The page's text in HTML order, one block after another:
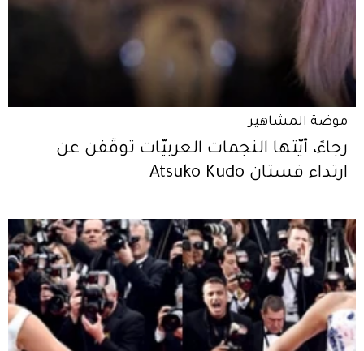
موضة المشاهير
رجاءً، أيّتها النجمات العربيّات توقّفن عن
ارتداء فستان Atsuko Kudo